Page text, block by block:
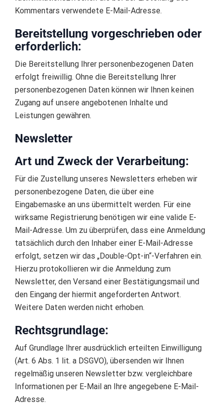
Kommentars verwendete E-Mail-Adresse.
Bereitstellung vorgeschrieben oder
erforderlich:
Die Bereitstellung Ihrer personenbezogenen Daten
erfolgt freiwillig. Ohne die Bereitstellung Ihrer
personenbezogenen Daten können wir Ihnen keinen
Zugang auf unsere angebotenen Inhalte und
Leistungen gewähren.
Newsletter
Art und Zweck der Verarbeitung:
Für die Zustellung unseres Newsletters erheben wir
personenbezogene Daten, die über eine
Eingabemaske an uns übermittelt werden. Für eine
wirksame Registrierung benötigen wir eine valide E-
Mail-Adresse. Um zu überprüfen, dass eine Anmeldung
tatsächlich durch den Inhaber einer E-Mail-Adresse
erfolgt, setzen wir das „Double-Opt-in“-Verfahren ein.
Hierzu protokollieren wir die Anmeldung zum
Newsletter, den Versand einer Bestätigungsmail und
den Eingang der hiermit angeforderten Antwort.
Weitere Daten werden nicht erhoben.
Rechtsgrundlage:
Auf Grundlage Ihrer ausdrücklich erteilten Einwilligung
(Art. 6 Abs. 1 lit. a DSGVO), übersenden wir Ihnen
regelmäßig unseren Newsletter bzw. vergleichbare
Informationen per E-Mail an Ihre angegebene E-Mail-
Adresse.